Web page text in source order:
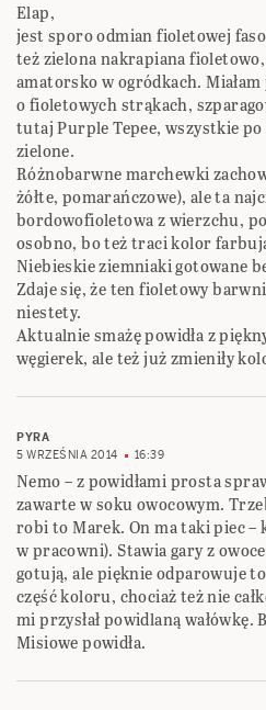
Elap,
jest sporo odmian fioletowej
też zielona nakrapiana
amatorsko w ogródkach.
o fioletowych strąkach,
tutaj Purple Tepee, wszystkie
zielone.
Różnobarwne marchewki
żółte, pomarańczowe), ale ta
bordowofioletowa z wierzchu,
osobno, bo też traci kolor
Niebieskie ziemniaki gotowane
Zdaje się, że ten fioletowy
niestety.
Aktualnie smażę powidła z
węgierek, ale też już zmieniły
PYRA
5 WRZEŚNIA 2014
16:39
Nemo – z powidłami prosta
zawarte w soku owocowym.
robi to Marek. On ma taki piec –
w pracowni). Stawia gary z
gotują, ale pięknie odparowuje
część koloru, chociaż też nie
mi przysłał powidlaną wałówkę.
Misiowe powidła.